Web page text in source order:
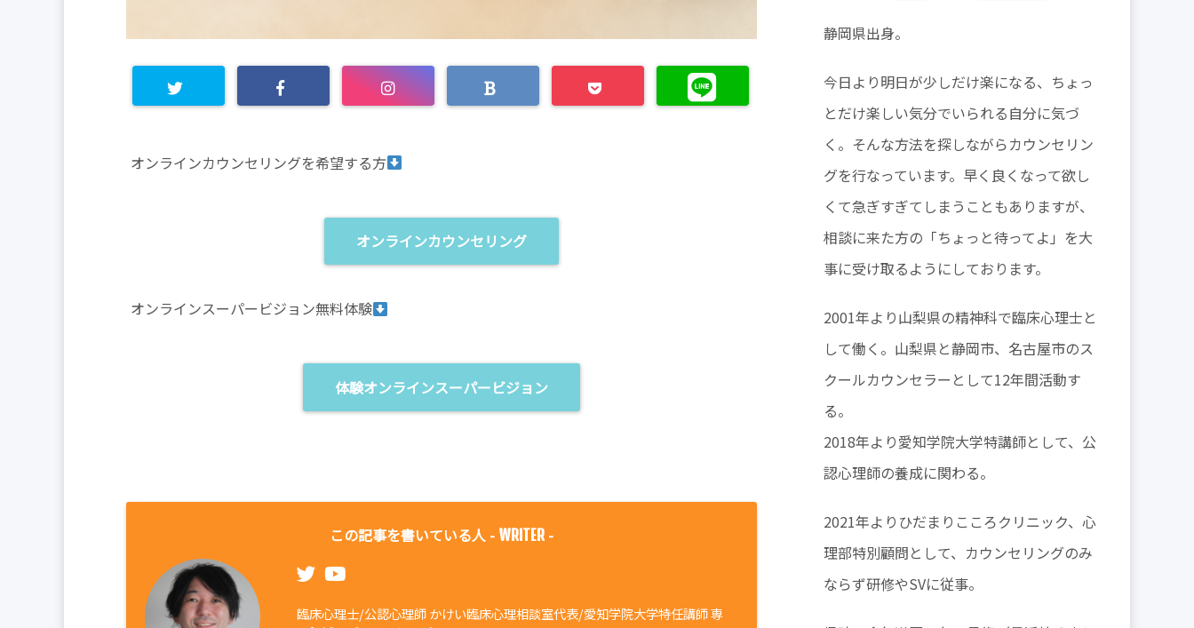
オンラインカウンセリングを希望する方
オンラインカウンセリング
オンラインスーパービジョン無料体験
体験オンラインスーパービジョン
この記事を書いている人 - WRITER -
臨床心理士/公認心理師 かけい臨床心理相談室代表/愛知学院大学特任講師 専
静岡県出身。
今日より明日が少しだけ楽になる、ちょっ
とだけ楽しい気分でいられる自分に気づ
く。そんな方法を探しながらカウンセリン
グを行なっています。早く良くなって欲し
くて急ぎすぎてしまうこともありますが、
相談に来た方の「ちょっと待ってよ」を大
事に受け取るようにしております。
2001年より山梨県の精神科で臨床心理士と
して働く。山梨県と静岡市、名古屋市のス
クールカウンセラーとして12年間活動す
る。
2018年より愛知学院大学特講師として、公
認心理師の養成に関わる。
2021年よりひだまりこころクリニック、心
理部特別顧問として、カウンセリングのみ
ならず研修やSVに従事。